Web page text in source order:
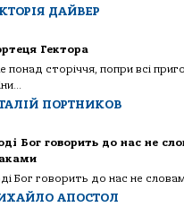
ДАЙВЕР
Гектора
понад сторіччя, попри всі
ПОРТНИКОВ
Бог говорить до нас не
Бог говорить до нас не
АПОСТОЛ